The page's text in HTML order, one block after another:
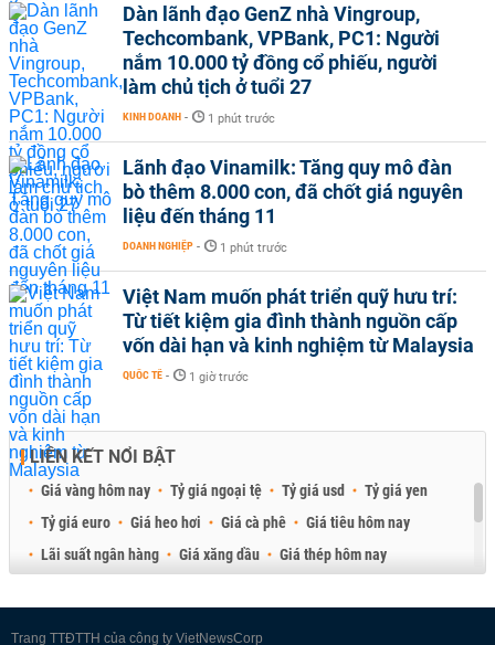
Dàn lãnh đạo GenZ nhà Vingroup,
Techcombank, VPBank, PC1: Người
nắm 10.000 tỷ đồng cổ phiếu, người
làm chủ tịch ở tuổi 27
KINH DOANH - 1 phút trước
Lãnh đạo Vinamilk: Tăng quy mô đàn
bò thêm 8.000 con, đã chốt giá nguyên
liệu đến tháng 11
DOANH NGHIỆP - 1 phút trước
Việt Nam muốn phát triển quỹ hưu trí:
Từ tiết kiệm gia đình thành nguồn cấp
vốn dài hạn và kinh nghiệm từ Malaysia
QUỐC TẾ - 1 giờ trước
LIÊN KẾT NỔI BẬT
Giá vàng hôm nay Tỷ giá ngoại tệ Tỷ giá usd
Tỷ giá yen
Tỷ giá euro
Giá heo hơi Giá cà phê
Giá tiêu hôm nay
Lãi suất ngân hàng
Giá xăng dầu
Giá thép hôm nay
Trang TTĐTTH của công ty VietNewsCorp